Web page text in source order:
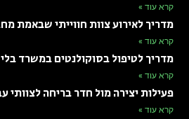
קרא עוד »
מדריך לאירוע צוות חווייתי שבאמת
קרא עוד »
מדריך לטיפול בסוקולנטים במשרד
קרא עוד »
פעילות יצירה מול חדר בריחה לצוותי
קרא עוד »